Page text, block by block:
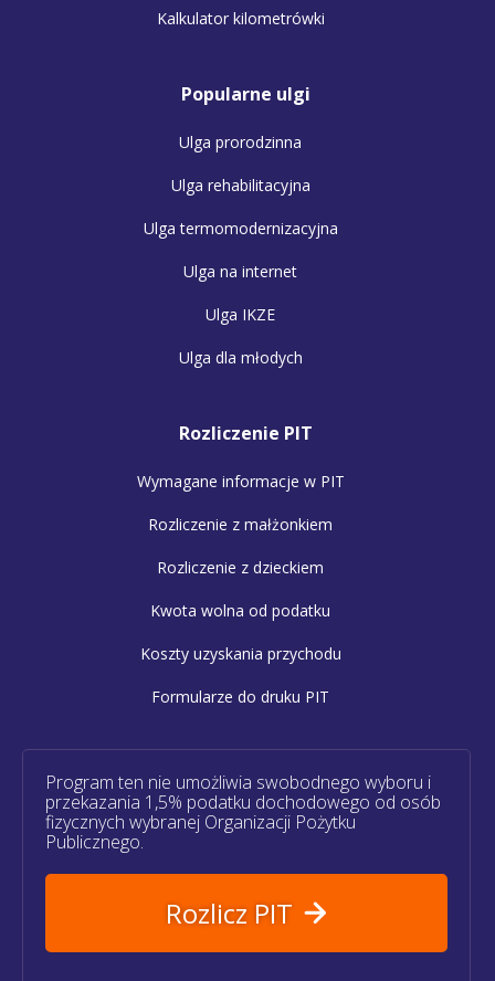
Kalkulator kilometrówki
Popularne ulgi
Ulga prorodzinna
Ulga rehabilitacyjna
Ulga termomodernizacyjna
Ulga na internet
Ulga IKZE
Ulga dla młodych
Rozliczenie PIT
Wymagane informacje w PIT
Rozliczenie z małżonkiem
Rozliczenie z dzieckiem
Kwota wolna od podatku
Koszty uzyskania przychodu
Formularze do druku PIT
Program ten nie umożliwia swobodnego wyboru i
przekazania 1,5% podatku dochodowego od osób
fizycznych wybranej Organizacji Pożytku
Publicznego.
Rozlicz PIT